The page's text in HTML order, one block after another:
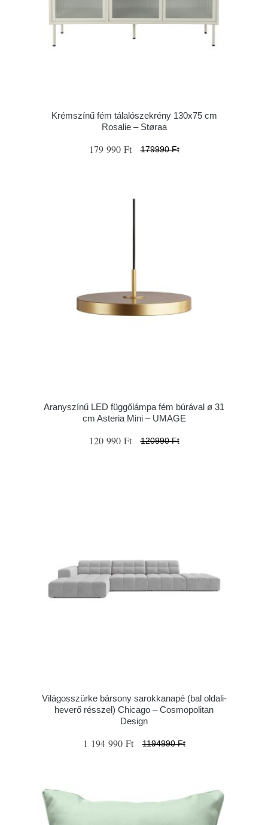
Krémszínű fém tálalószekrény 130x75 cm
Rosalie – Støraa
179 990 Ft 179990 Ft
Aranyszínű LED függőlámpa fém búrával ø 31
cm Asteria Mini – UMAGE
120 990 Ft 120990 Ft
Világosszürke bársony sarokkanapé (bal oldali-
heverő résszel) Chicago – Cosmopolitan
Design
1 194 990 Ft 1194990 Ft